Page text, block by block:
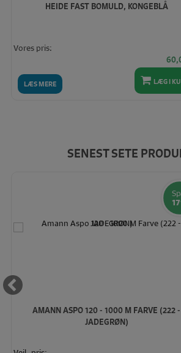
HEIDE FAST BOMULD, KONGEBLÅ
LÆS MERE
Vores pris:
LÆG I
SENEST SETE
AMANN ASPO 120 - 1000 M FARVE (222 -
JADEGRØN)